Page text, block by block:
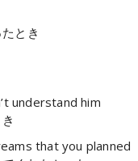
とき
understand him
that you planned